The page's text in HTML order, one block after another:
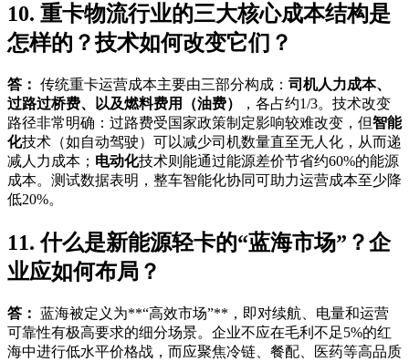
10. 重卡物流行业的三大核心成本结构是
怎样的？技术如何改变它们？
答： 传统重卡运营成本主要由三部分构成： 司机人力成本、
过路过桥费、以及燃料费用（油费）
，各占约1/3。技术改变
路径非常明确：过路费受国家政策制定影响较难改变，但智能
化技术（如自动驾驶）可以减少司机数量直至无人化，从而递
减人力成本； 电动化技术则能通过能源差价节省约60%的能源
成本。测试数据表明，整车智能化协同可助力运营成本至少降
低20%。
11. 什么是新能源轻卡的“蓝海市场”？企
业应如何布局？
答： 蓝海被定义为**“高效市场”**，即对续航、电量和运营
可靠性有极高要求的细分场景。企业不应在毛利不足5%的红
海中进行低水平价格战，而应聚焦冷链、餐配、医药等高品质